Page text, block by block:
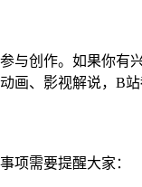
与创作。如果你
画、影视解说，B站
项需要提醒大家：